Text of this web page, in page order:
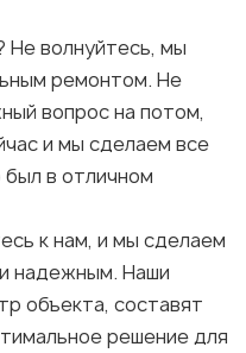
Не волнуйтесь, мы
ремонтом. Не
вопрос на потом,
и мы сделаем все
в отличном
к нам, и мы сделаем
надежным. Наши
объекта, составят
решение для